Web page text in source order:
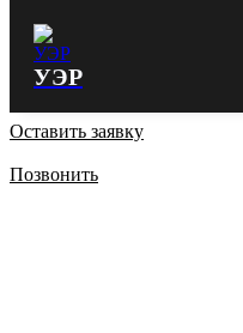
УЭР
Оставить заявку
Позвонить